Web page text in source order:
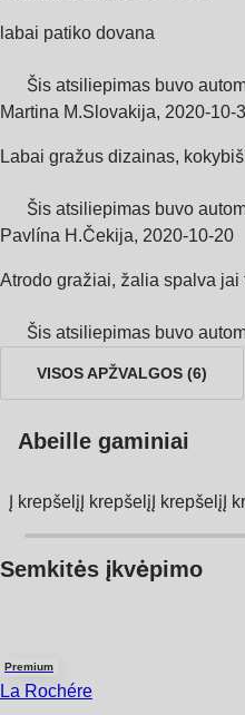
labai patiko dovana
Šis atsiliepimas buvo
Martina M.Slovakija,
Labai gražus dizainas,
Šis atsiliepimas buvo
Pavlína H.Čekija, 2020‑10‑20
Atrodo gražiai, žalia spalva
Šis atsiliepimas buvo
VISOS APŽVALGOS (6)
Abeille gaminiai
Į krepšelįĮ krepšelįĮ krepšelįĮ
Semkitės įkvėpimo
Premium
La Rochére